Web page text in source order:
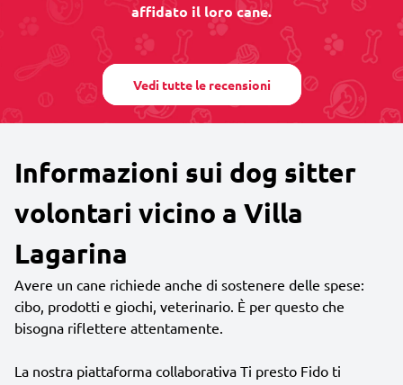
affidato il loro cane.
Vedi tutte le recensioni
Informazioni sui dog sitter
volontari vicino a Villa
Lagarina
Avere un cane richiede anche di sostenere delle spese:
cibo, prodotti e giochi, veterinario. È per questo che
bisogna riflettere attentamente.
La nostra piattaforma collaborativa Ti presto Fido ti